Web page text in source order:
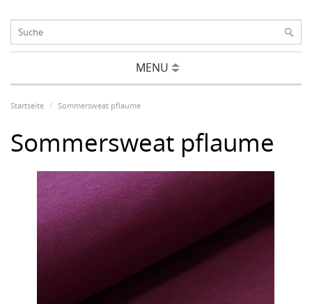
MENU
Startseite Sommersweat pflaume
Sommersweat pflaume